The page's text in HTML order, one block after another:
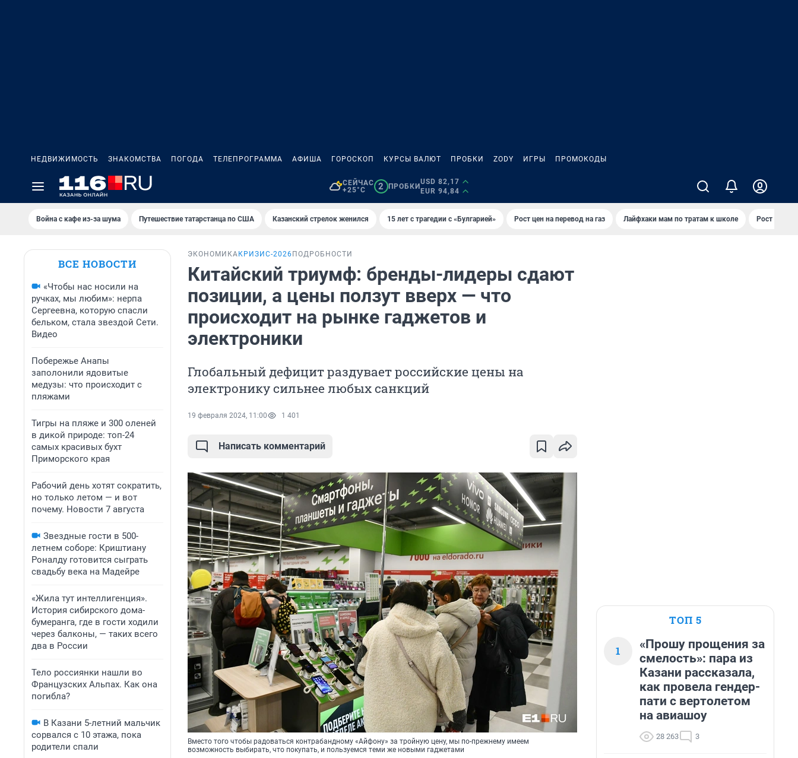
НЕДВИЖИМОСТЬ ЗНАКОМСТВА ПОГОДА ТЕЛЕПРОГРАММА АФИША ГОРОСКОП КУРСЫ ВАЛЮТ ПРОБКИ ZODY ИГРЫ ПРОМОКОДЫ
СЕЙЧАС
+25°C
2 ПРОБКИ
USD 82,17
EUR 94,84
Война с кафе из-за шума Путешествие татарстанца по США Казанский стрелок женился 15 лет с трагедии с «Булгарией» Рост цен на перевод на газ Лайфхаки мам по тратам к школе Рост цен на
ВСЕ НОВОСТИ
«Чтобы нас носили на
ручках, мы любим»: нерпа
Сергеевна, которую спасли
бельком, стала звездой Сети.
Видео
Побережье Анапы
заполонили ядовитые
медузы: что происходит с
пляжами
Тигры на пляже и 300 оленей
в дикой природе: топ-24
самых красивых бухт
Приморского края
Рабочий день хотят сократить,
но только летом — и вот
почему. Новости 7 августа
Звездные гости в 500-
летнем соборе: Криштиану
Роналду готовится сыграть
свадьбу века на Мадейре
«Жила тут интеллигенция».
История сибирского дома-
бумеранга, где в гости ходили
через балконы, — таких всего
два в России
Тело россиянки нашли во
Французских Альпах. Как она
погибла?
В Казани 5-летний мальчик
сорвался с 10 этажа, пока
родители спали
ЭКОНОМИКА КРИЗИС-2026 ПОДРОБНОСТИ
Китайский триумф: бренды-лидеры сдают
позиции, а цены ползут вверх — что
происходит на рынке гаджетов и
электроники
Глобальный дефицит раздувает российские цены на
электронику сильнее любых санкций
19 февраля 2024, 11:00 1 401
Написать комментарий
Вместо того чтобы радоваться контрабандному «Айфону» за тройную цену, мы по-прежнему имеем
возможность выбирать, что покупать, и пользуемся теми же новыми гаджетами
ТОП 5
1
«Прошу прощения за
смелость»: пара из
Казани рассказала,
как провела гендер-
пати с вертолетом
на авиашоу
28 263 3